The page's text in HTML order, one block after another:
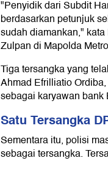
"Penyidik dari Subdit
berdasarkan petunjuk
sudah diamankan,"
Zulpan di Mapolda
Tiga tersangka yang
Ahmad Efrilliatio
sebagai karyawan bank
Satu Tersangka
Sementara itu, polisi
sebagai tersangka.